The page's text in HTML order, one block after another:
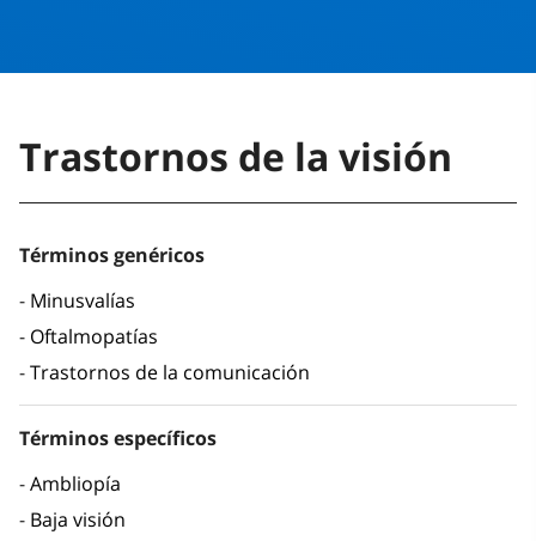
Trastornos de la visión
Términos genéricos
Minusvalías
Oftalmopatías
Trastornos de la comunicación
Términos específicos
Ambliopía
Baja visión